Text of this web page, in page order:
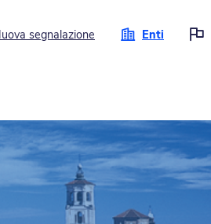
segnalazione Enti